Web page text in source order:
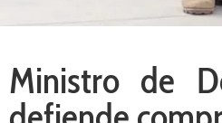
Ministro de